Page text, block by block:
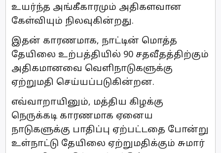
உயர்ந்த அங்கீகாரமும் அதிகளவான
கேள்வியும் நிலவுகின்றது.
இதன் காரணமாக, நாட்டின் மொத்த
தேயிலை உற்பத்தியில் 90 சதவீதத்திற்கும்
அதிகமானவை வெளிநாடுகளுக்கு
ஏற்றுமதி செய்யப்படுகின்றன.
எவ்வாறாயினும், மத்திய கிழக்கு
நெருக்கடி காரணமாக ஏனைய
நாடுகளுக்கு பாதிப்பு ஏற்பட்டதை போன்று
உள்நாட்டு தேயிலை ஏற்றுமதிக்கும் சுமார்